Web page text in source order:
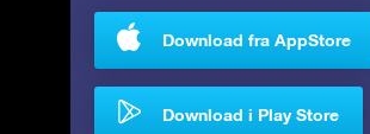
Download fra AppStore
Download i Play Store